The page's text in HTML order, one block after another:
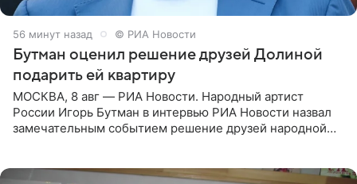
56 минут назад © РИА Новости
Бутман оценил решение друзей Долиной
подарить ей квартиру
МОСКВА, 8 авг — РИА Новости. Народный артист
России Игорь Бутман в интервью РИА Новости назвал
замечательным событием решение друзей народной